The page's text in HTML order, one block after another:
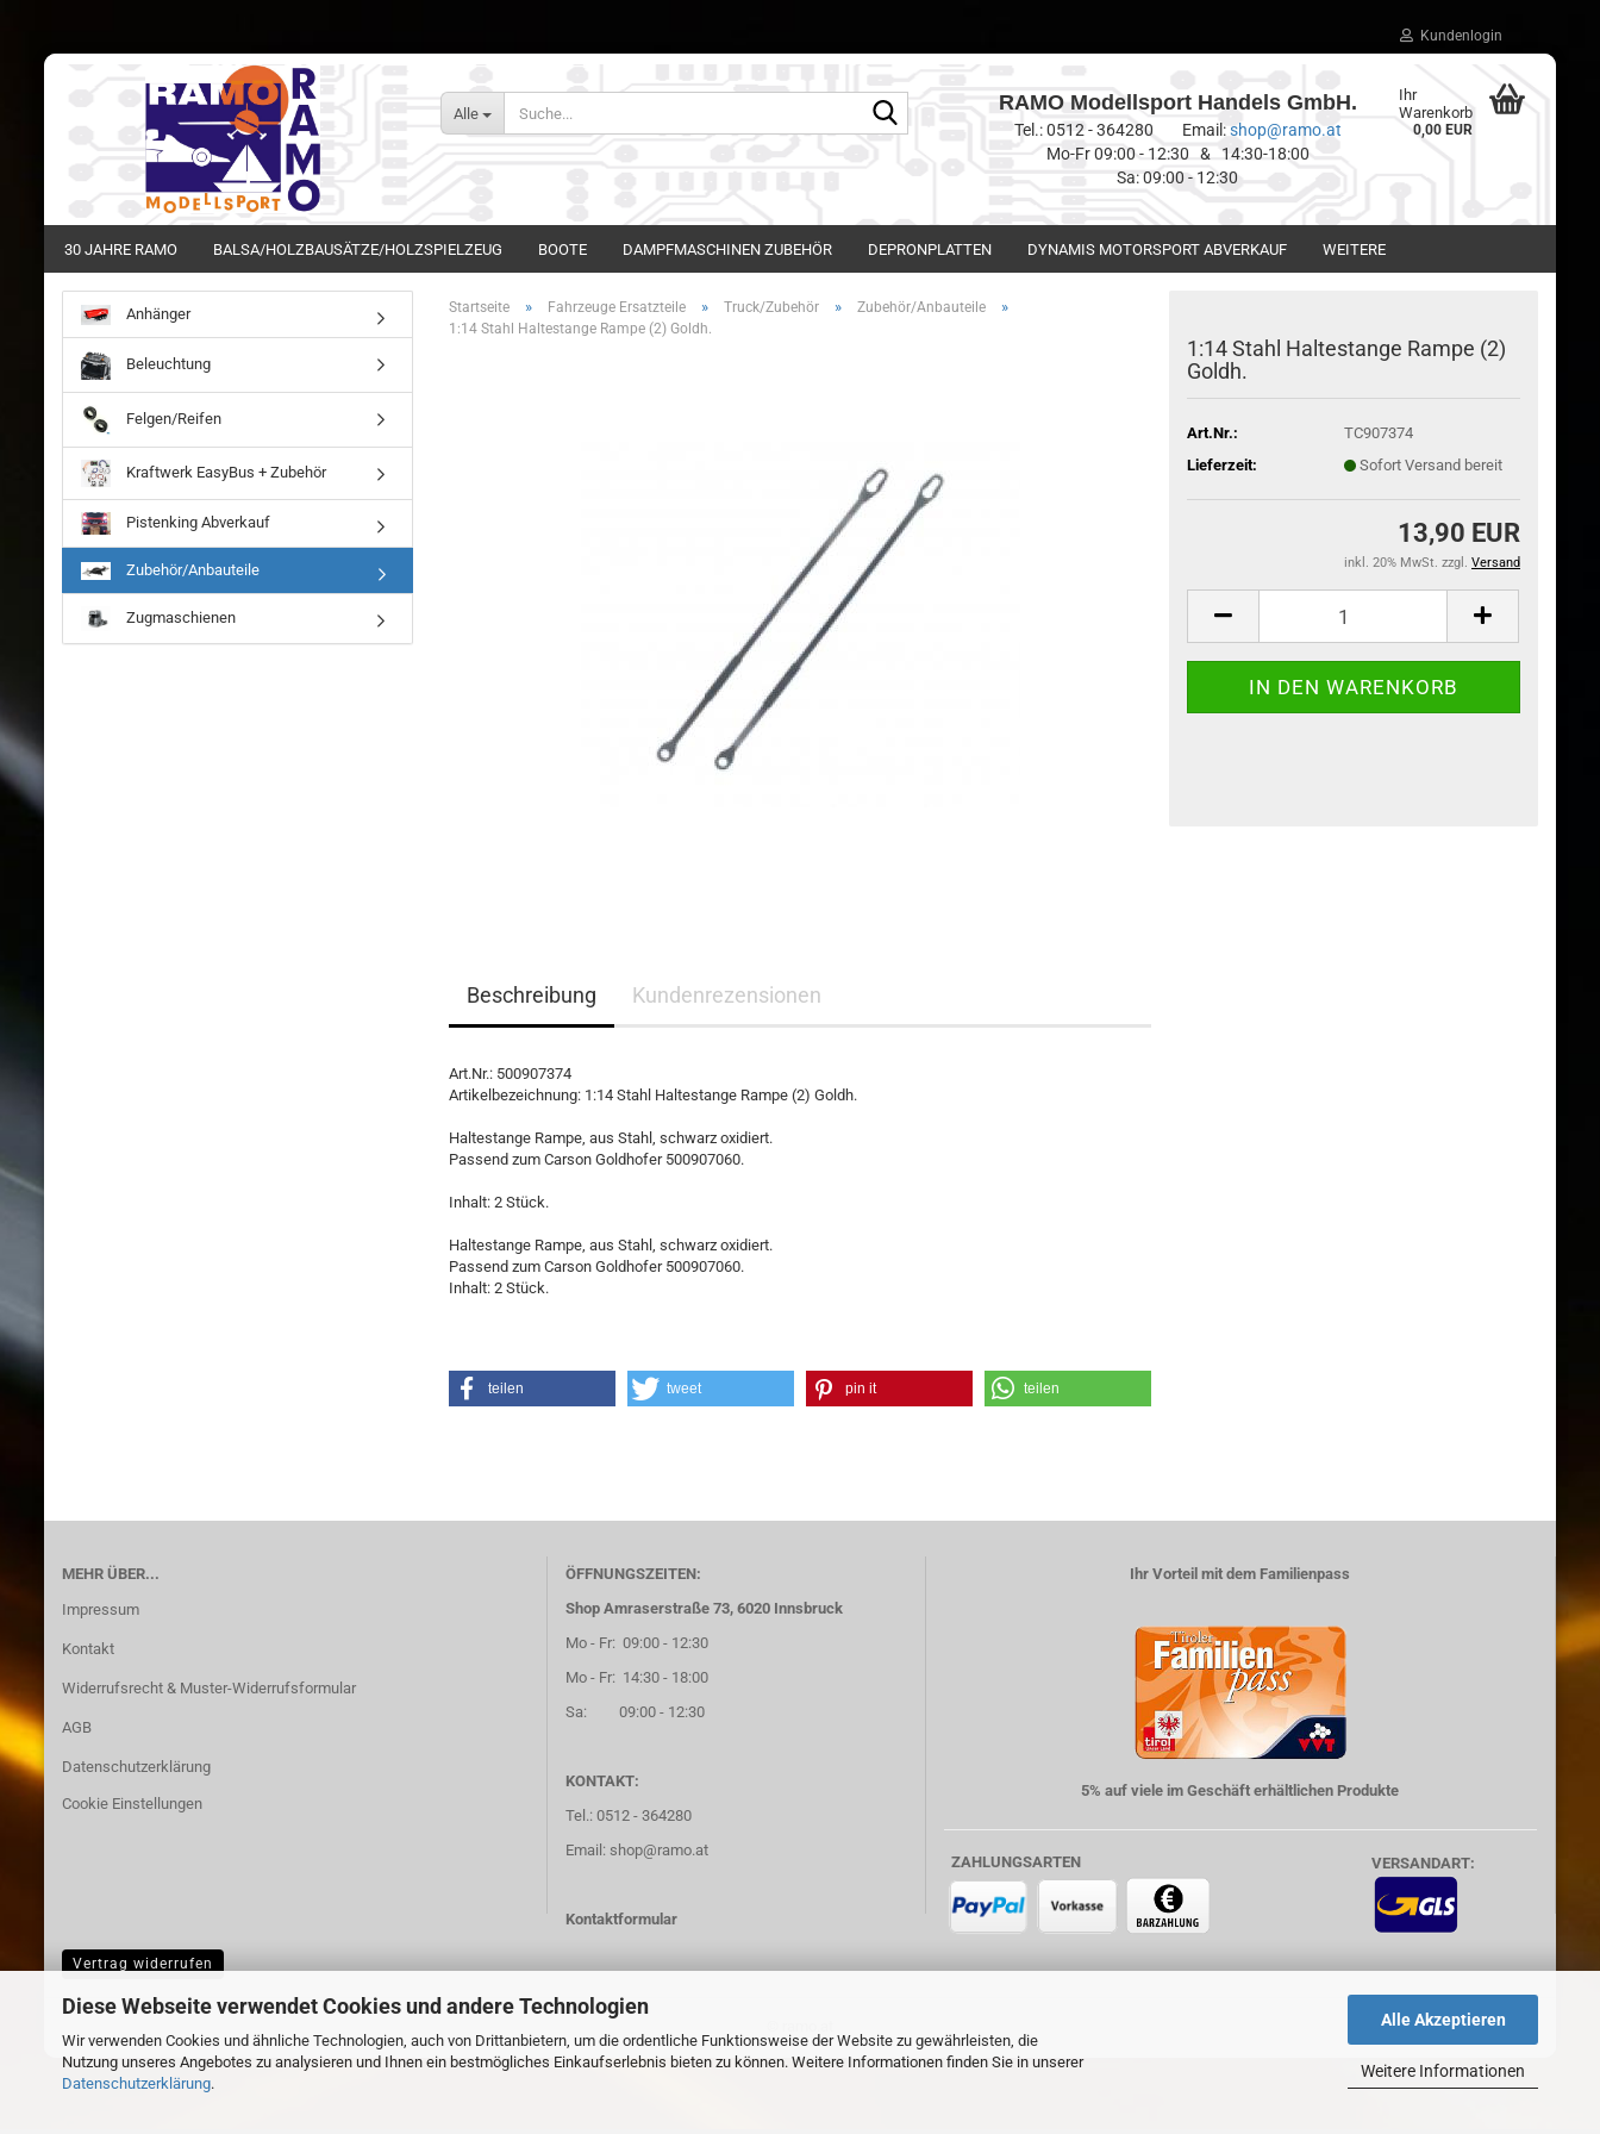
Diese Webseite verwendet Cookies und andere Technologien
Wir verwenden Cookies und ähnliche Technologien, auch von Drittanbietern, um die ordentliche Funktionsweise der Website zu gewährleisten, die
Nutzung unseres Angebotes zu analysieren und Ihnen ein bestmögliches Einkaufserlebnis bieten zu können. Weitere Informationen finden Sie in unserer
Datenschutzerklärung.
Alle Akzeptieren
Weitere Informationen
Kundenlogin
Alle RAMO Modellsport Handels GmbH.
Tel.: 0512 - 364280 Email:shop@ramo.at
Mo-Fr 09:00 - 12:30 & 14:30-18:00
Sa: 09:00 - 12:30
Ihr
Warenkorb
0,00 EUR
30 JAHRE RAMO BALSA/HOLZBAUSÄTZE/HOLZSPIELZEUG BOOTE DAMPFMASCHINEN ZUBEHÖR DEPRONPLATTEN DYNAMIS MOTORSPORT ABVERKAUF WEITERE
Startseite » Fahrzeuge Ersatzteile » Truck/Zubehör » Zubehör/Anbauteile »
1:14 Stahl Haltestange Rampe (2) Goldh.
1:14 Stahl Haltestange Rampe (2)
Goldh.
Art.Nr.:
TC907374
Lieferzeit:
Sofort Versand bereit
13,90 EUR
inkl. 20% MwSt. zzgl. Versand
Beschreibung Kundenrezensionen
Art.Nr.: 500907374
Artikelbezeichnung: 1:14 Stahl Haltestange Rampe (2) Goldh.
Haltestange Rampe, aus Stahl, schwarz oxidiert.
Passend zum Carson Goldhofer 500907060.
Inhalt: 2 Stück.
Haltestange Rampe, aus Stahl, schwarz oxidiert.
Passend zum Carson Goldhofer 500907060.
Inhalt: 2 Stück.
teilen tweet pin it teilen
Anhänger
Beleuchtung
Felgen/Reifen
Kraftwerk EasyBus + Zubehör
Pistenking Abverkauf
Zubehör/Anbauteile
Zugmaschienen
MEHR ÜBER...
Impressum
Kontakt
Widerrufsrecht & Muster-Widerrufsformular
AGB
Datenschutzerklärung
Cookie Einstellungen
ÖFFNUNGSZEITEN:
Shop Amraserstraße 73, 6020 Innsbruck
Mo - Fr: 09:00 - 12:30
Mo - Fr: 14:30 - 18:00
Sa: 09:00 - 12:30
KONTAKT:
Tel.: 0512 - 364280
Email: shop@ramo.at
Kontaktformular
Ihr Vorteil mit dem Familienpass
5% auf viele im Geschäft erhältlichen Produkte
ZAHLUNGSARTEN VERSANDART:
Vertrag widerrufen